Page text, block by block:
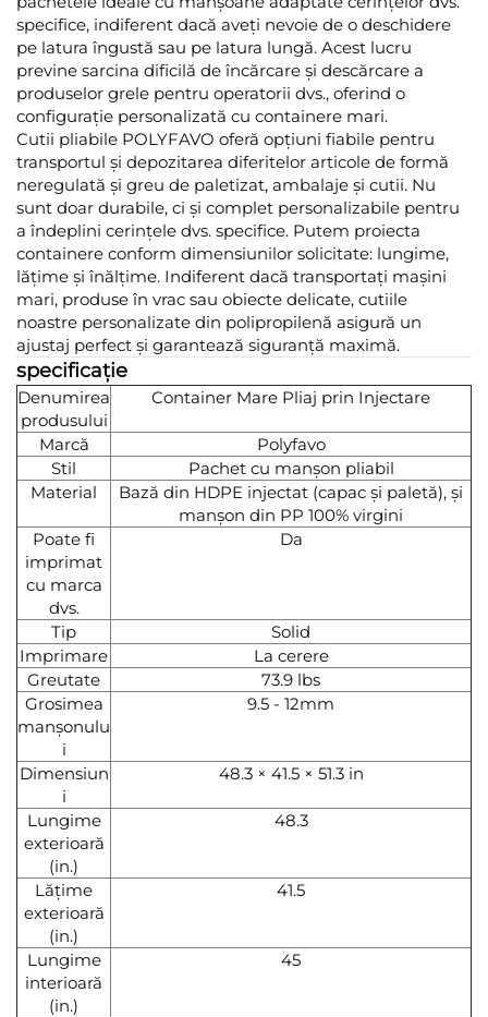
specifice, indiferent dacă aveți nevoie de o deschidere
pe latura îngustă sau pe latura lungă. Acest lucru
previne sarcina dificilă de încărcare și descărcare a
produselor grele pentru operatorii dvs., oferind o
configurație personalizată cu containere mari.
Cutii pliabile POLYFAVO oferă opțiuni fiabile pentru
transportul și depozitarea diferitelor articole de formă
neregulată și greu de paletizat, ambalaje și cutii. Nu
sunt doar durabile, ci și complet personalizabile pentru
a îndeplini cerințele dvs. specifice. Putem proiecta
containere conform dimensiunilor solicitate: lungime,
lățime și înălțime. Indiferent dacă transportați mașini
mari, produse în vrac sau obiecte delicate, cutiile
noastre personalizate din polipropilenă asigură un
ajustaj perfect și garantează siguranță maximă.
specificație
Denumirea
produsului
Container Mare Pliaj prin Injectare
Marcă
Polyfavo
Stil
Pachet cu manșon pliabil
Material
Bază din HDPE injectat (capac și paletă), și
manșon din PP 100% virgini
Poate fi
imprimat
cu marca
dvs.
Da
Tip
Solid
Imprimare
La cerere
Greutate
73.9 lbs
Grosimea
manșonulu
i
9.5 - 12mm
Dimensiun
i
48.3 × 41.5 × 51.3 in
Lungime
exterioară
(in.)
48.3
Lățime
exterioară
(in.)
41.5
Lungime
interioară
(in.)
45